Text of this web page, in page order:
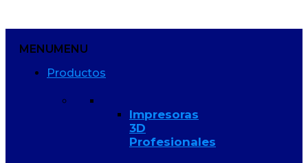
MENUMENU
Productos
Impresoras
3D
Profesionales